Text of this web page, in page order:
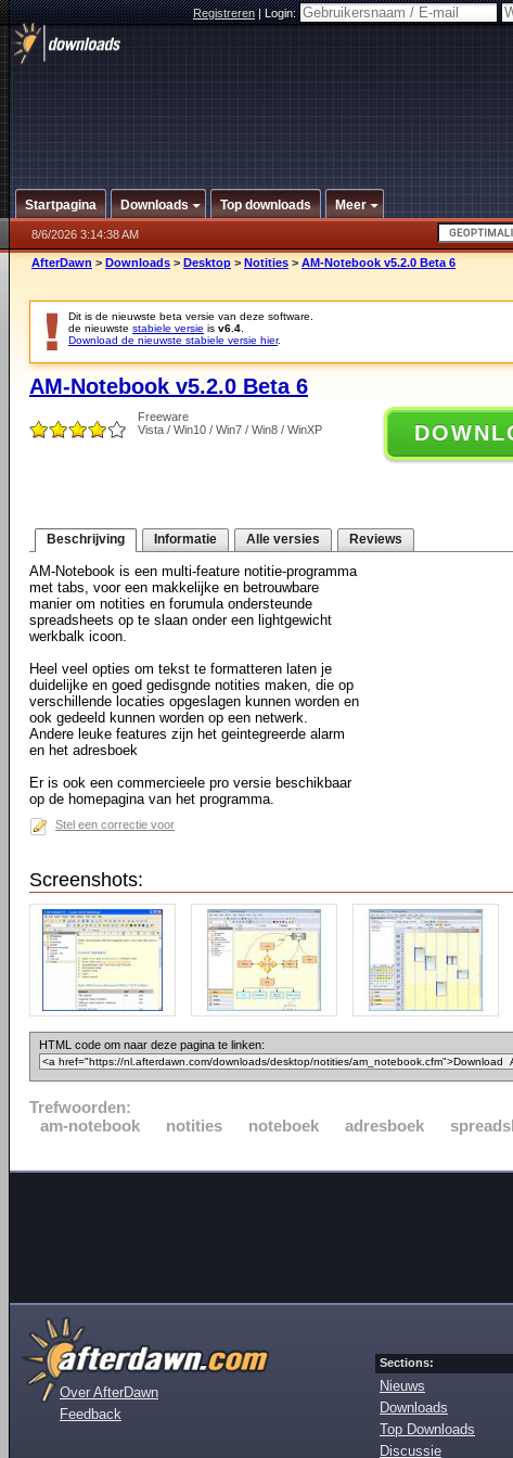
Registreren|Login:
Startpagina Downloads Top downloads Meer
8/6/2026 3:14:38 AM
AfterDawn > Downloads > Desktop > Notities > AM-Notebook v5.2.0 Beta 6
Dit is de nieuwste beta versie van deze software.
de nieuwste stabiele versie is v6.4
Download de nieuwste stabiele versie hier.
AM-Notebook v5.2.0 Beta 6
Freeware
Vista / Win10 / Win7 / Win8 / WinXP
Beschrijving Informatie Alle versies Reviews
AM-Notebook is een multi-feature notitie-programma
met tabs, voor een makkelijke en betrouwbare
manier om notities en forumula ondersteunde
spreadsheets op te slaan onder een lightgewicht
werkbalk icoon.
Heel veel opties om tekst te formatteren laten je
duidelijke en goed gedisgnde notities maken, die op
verschillende locaties opgeslagen kunnen worden en
ook gedeeld kunnen worden op een netwerk.
Andere leuke features zijn het geintegreerde alarm
en het adresboek
Er is ook een commercieele pro versie beschikbaar
op de homepagina van het programma.
Stel een correctie voor
Screenshots:
HTML code om naar deze pagina te linken:
Trefwoorden:
am-notebook
notities noteboek adresboek
Over AfterDawn
Feedback
Sections:
Nieuws
Downloads
Top Downloads
Discussie